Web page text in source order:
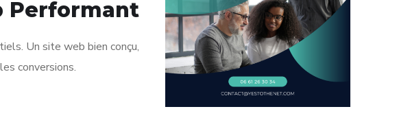
Performant
Un site web bien conçu,
conversions.